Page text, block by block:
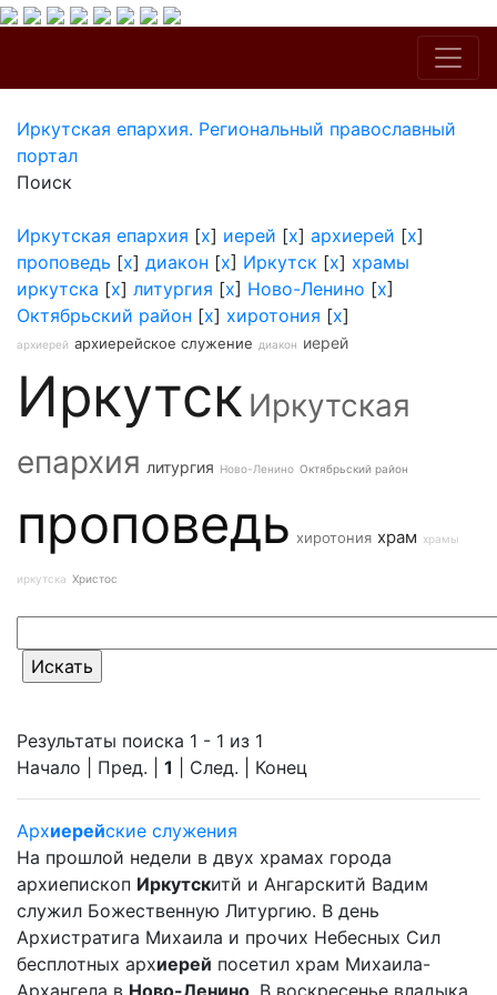
Иркутская епархия. Региональный православный
портал
Поиск
Иркутская епархия [x] иерей [x] архиерей [x]
проповедь [x] диакон [x] Иркутск [x] храмы
иркутска [x] литургия [x] Ново-Ленино [x]
Октябрьский район [x] хиротония [x]
архиерей архиерейское служение диакон иерей
Иркутск Иркутская
епархия литургия Ново-Ленино Октябрьский район
проповедь хиротония храм храмы
иркутска Христос
Результаты поиска 1 - 1 из 1
Начало | Пред. | 1 | След. | Конец
Архиерейские служения
На прошлой недели в двух храмах города
архиепископ Иркутскитй и Ангарскитй Вадим
служил Божественную Литургию. В день
Архистратига Михаила и прочих Небесных Сил
бесплотных архиерей посетил храм Михаила-
Архангела в Ново-Ленино . В воскресенье владыка